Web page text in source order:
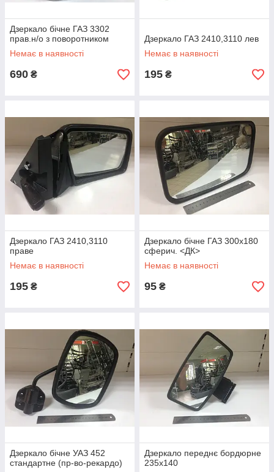
Дзеркало бічне ГАЗ 3302
прав.н/о з поворотником
Немає в наявності
690 ₴
Дзеркало ГАЗ 2410,3110 лев
Немає в наявності
195 ₴
Дзеркало ГАЗ 2410,3110
праве
Немає в наявності
195 ₴
Дзеркало бічне ГАЗ 300х180
сферич. <ДК>
Немає в наявності
95 ₴
Дзеркало бічне УАЗ 452
стандартне (пр-во-рекардо)
Дзеркало переднє бордюрне
235х140